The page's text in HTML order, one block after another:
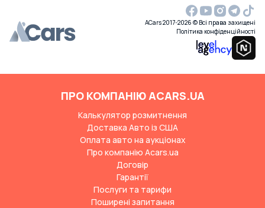
ACars 2017-2026 © Всі права захищені
Політика конфіденційності
ПРО КОМПАНІЮ ACARS.UA
Калькулятор розмитнення
Доставка Авто із США
Оплата авто на аукціонах
Про компанію Acars.ua
Договір
Гарантії
Послуги та тарифи
Поширені запитання